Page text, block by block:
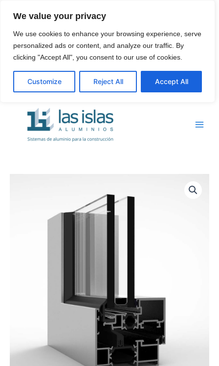
We value your privacy
We use cookies to enhance your browsing experience, serve
personalized ads or content, and analyze our traffic. By
clicking "Accept All", you consent to our use of cookies.
Customize Reject All Accept All